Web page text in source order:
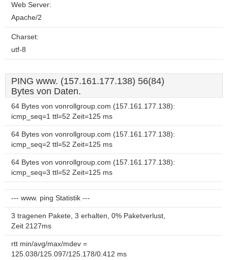
Web Server:
Apache/2
Charset:
utf-8
PING www. (157.161.177.138) 56(84)
Bytes von Daten.
64 Bytes von vonrollgroup.com (157.161.177.138):
icmp_seq=1 ttl=52 Zeit=125 ms
64 Bytes von vonrollgroup.com (157.161.177.138):
icmp_seq=2 ttl=52 Zeit=125 ms
64 Bytes von vonrollgroup.com (157.161.177.138):
icmp_seq=3 ttl=52 Zeit=125 ms
--- www. ping Statistik ---
3 tragenen Pakete, 3 erhalten, 0% Paketverlust,
Zeit 2127ms
rtt min/avg/max/mdev =
125.038/125.097/125.178/0.412 ms